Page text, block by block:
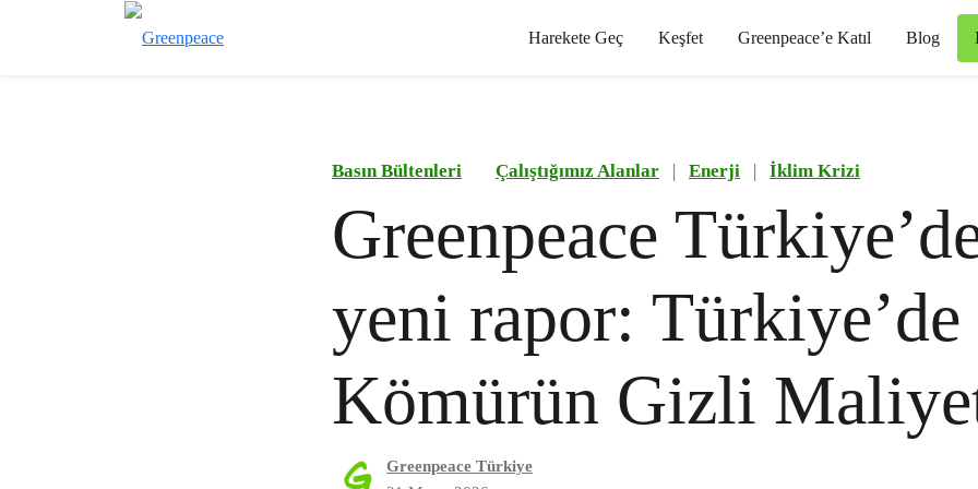
Harekete Geç Keşfet Greenpeace’e Katıl Blog
Basın Bültenleri Çalıştığımız Alanlar | Enerji | İklim Krizi
Greenpeace
yeni rapor: Türkiye’de
Kömürün Gizli
Greenpeace Türkiye